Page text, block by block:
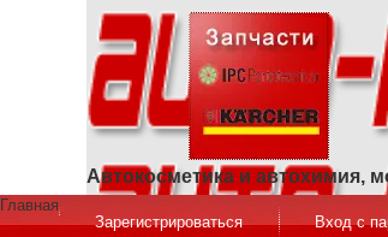
Автокосметика и автохимия,
Главная
Зарегистрироваться
Вход с